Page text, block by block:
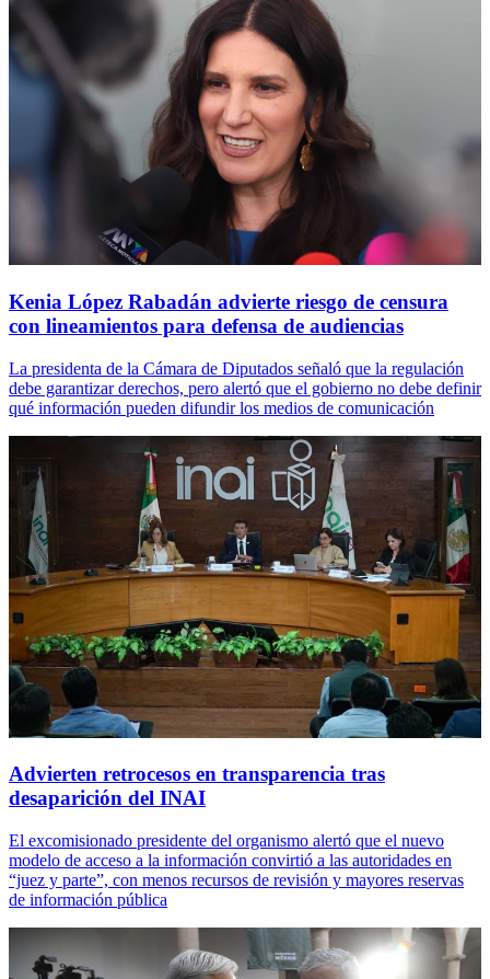
Kenia López Rabadán advierte riesgo de censura
con lineamientos para defensa de audiencias
La presidenta de la Cámara de Diputados señaló que la regulación
debe garantizar derechos, pero alertó que el gobierno no debe definir
qué información pueden difundir los medios de comunicación
Advierten retrocesos en transparencia tras
desaparición del INAI
El excomisionado presidente del organismo alertó que el nuevo
modelo de acceso a la información convirtió a las autoridades en
“juez y parte”, con menos recursos de revisión y mayores reservas
de información pública